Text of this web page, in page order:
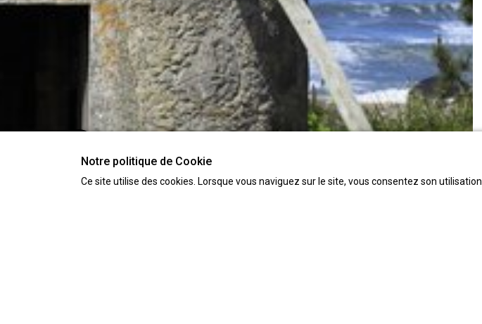
Notre politique de Cookie
Ce site utilise des cookies. Lorsque vous naviguez sur le site, vous consentez son utilisation.